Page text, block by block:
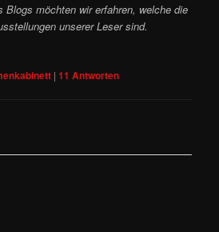
Blogs möchten wir erfahren, welche die
unserer Leser sind.
|11 Antworten